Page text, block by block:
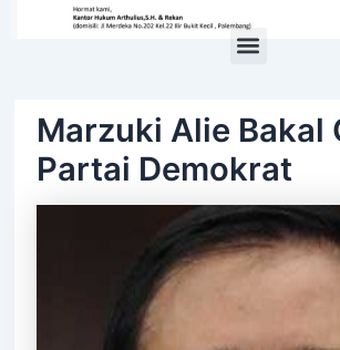
Marzuki Alie Bakal
Partai Demokrat